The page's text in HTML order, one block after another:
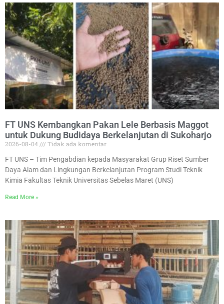
FT UNS Kembangkan Pakan Lele Berbasis Maggot
untuk Dukung Budidaya Berkelanjutan di Sukoharjo
2026-08-04
Tidak ada komentar
FT UNS – Tim Pengabdian kepada Masyarakat Grup Riset Sumber
Daya Alam dan Lingkungan Berkelanjutan Program Studi Teknik
Kimia Fakultas Teknik Universitas Sebelas Maret (UNS)
Read More »